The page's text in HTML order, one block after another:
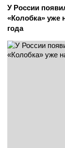
У России
«Колобка»
года